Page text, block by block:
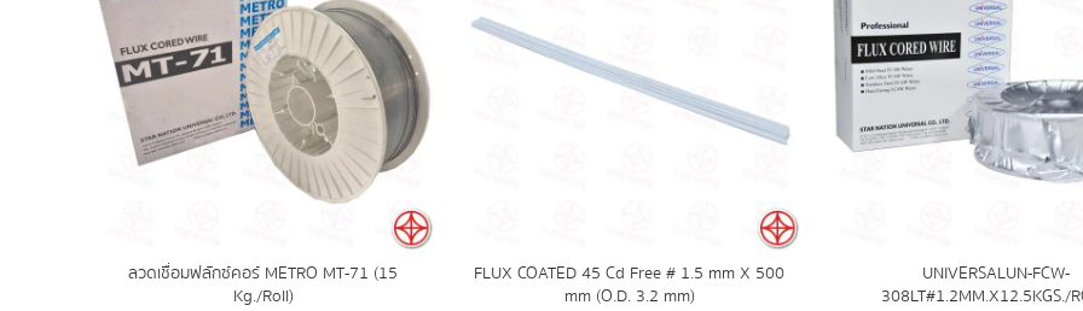
ลวดเชื่อมฟลักซ์คอร์ METRO MT-71 (15
Kg./Roll)
FLUX COATED 45 Cd Free # 1.5 mm X 500
mm (O.D. 3.2 mm)
UNIVERSAL UN-FCW-
308LT#1.2MM.X12.5 KGS./